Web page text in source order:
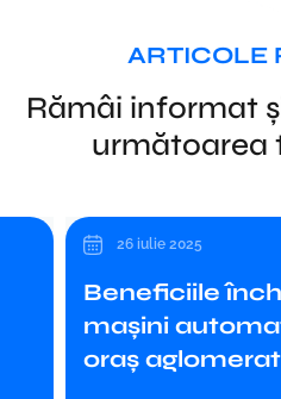
ARTICOLE
Rămâi informat
următoarea
26 iulie 2025
Inchiriez sau
masina?